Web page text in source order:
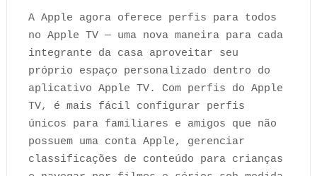
A Apple agora oferece perfis para todos
no Apple TV — uma nova maneira para cada
integrante da casa aproveitar seu
próprio espaço personalizado dentro do
aplicativo Apple TV. Com perfis do Apple
TV, é mais fácil configurar perfis
únicos para familiares e amigos que não
possuem uma conta Apple, gerenciar
classificações de conteúdo para crianças